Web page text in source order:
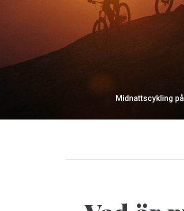
Midnattscykling